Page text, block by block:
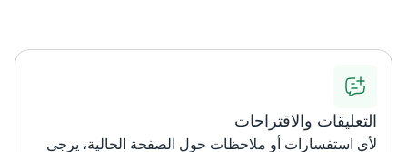
التعليقات والاقتراحات
لأي استفسارات أو ملاحظات حول الصفحة الحالية، يرجى